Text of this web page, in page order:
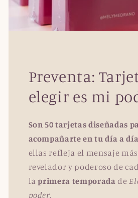
Preventa:
elegir es mi
Son 50 tarjetas diseñadas
acompañarte en tu día a
ellas refleja el mensaje
revelador y poderoso de
laprimera temporada de
poder.